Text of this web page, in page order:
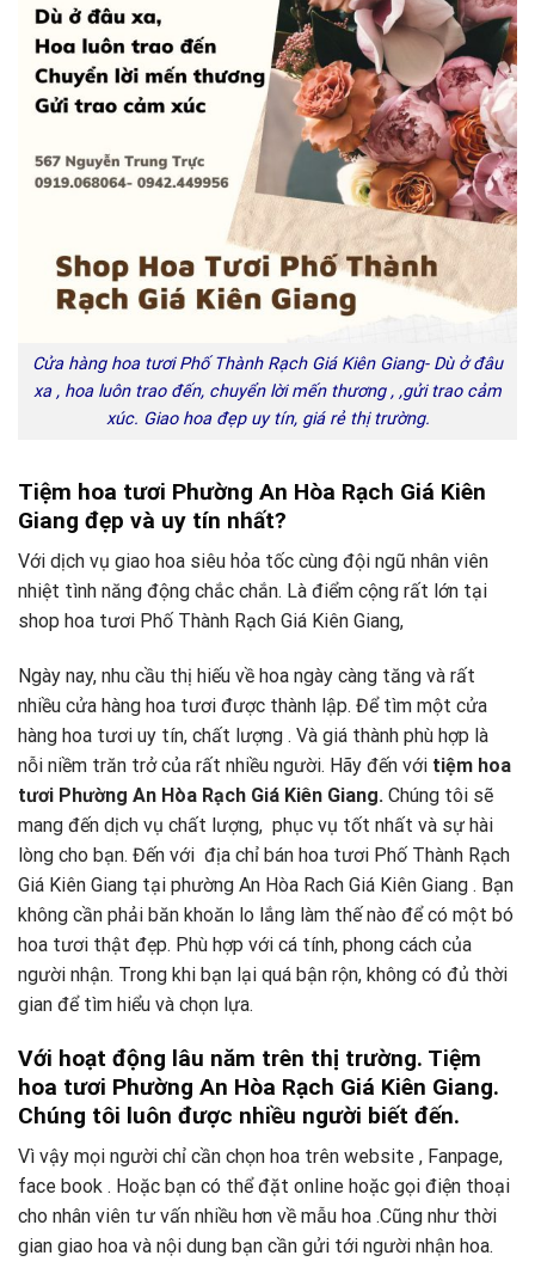
Cửa hàng hoa tươi Phố Thành Rạch Giá Kiên Giang- Dù ở đâu
xa , hoa luôn trao đến, chuyển lời mến thương , ,gửi trao cảm
xúc. Giao hoa đẹp uy tín, giá rẻ thị trường.
Tiệm hoa tươi Phường An Hòa Rạch Giá Kiên
Giang đẹp và uy tín nhất?
Với dịch vụ giao hoa siêu hỏa tốc cùng đội ngũ nhân viên
nhiệt tình năng động chắc chắn. Là điểm cộng rất lớn tại
shop hoa tươi Phố Thành Rạch Giá Kiên Giang,
Ngày nay, nhu cầu thị hiếu về hoa ngày càng tăng và rất
nhiều cửa hàng hoa tươi được thành lập. Để tìm một cửa
hàng hoa tươi uy tín, chất lượng . Và giá thành phù hợp là
nỗi niềm trăn trở của rất nhiều người. Hãy đến với tiệm hoa
tươi Phường An Hòa Rạch Giá Kiên Giang. Chúng tôi sẽ
mang đến dịch vụ chất lượng, phục vụ tốt nhất và sự hài
lòng cho bạn. Đến với địa chỉ bán hoa tươi Phố Thành Rạch
Giá Kiên Giang tại phường An Hòa Rach Giá Kiên Giang . Bạn
không cần phải băn khoăn lo lắng làm thế nào để có một bó
hoa tươi thật đẹp. Phù hợp với cá tính, phong cách của
người nhận. Trong khi bạn lại quá bận rộn, không có đủ thời
gian để tìm hiểu và chọn lựa.
Với hoạt động lâu năm trên thị trường. Tiệm
hoa tươi Phường An Hòa Rạch Giá Kiên Giang.
Chúng tôi luôn được nhiều người biết đến.
Vì vậy mọi người chỉ cần chọn hoa trên website , Fanpage,
face book . Hoặc bạn có thể đặt online hoặc gọi điện thoại
cho nhân viên tư vấn nhiều hơn về mẫu hoa .Cũng như thời
gian giao hoa và nội dung bạn cần gửi tới người nhận hoa.